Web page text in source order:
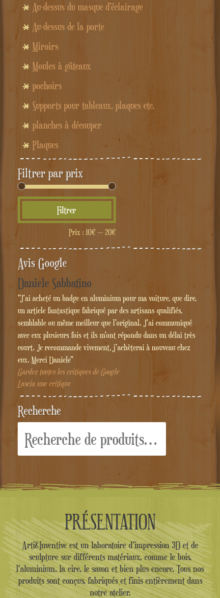
Au-dessus du masque d'éclairage
Au-dessus de la porte
Miroirs
Moules à gâteaux
pochoirs
Supports pour tableaux, plaques etc.
planches à découper
Plaques
Filtrer par prix
min
max
Filtrer
Prix : 10€— 20€
Avis Google
Daniele Sabbatino
"J'ai acheté un badge en aluminium pour ma voiture, que dire,
un article fantastique fabriqué par des artisans qualifiés,
semblable ou même meilleur que l'original. J'ai communiqué
avec eux plusieurs fois et ils m'ont répondu dans un délai très
court. Je recommande vivement, j'achèterai à nouveau chez
eux. Merci Daniele"
Gardez toutes les critiques de Google
Lascia une critique
Recherche
Recherche
pour :
PRÉSENTATION
Arti&Inventive est un laboratoire d'impression 3D et de
sculpture sur différents matériaux, comme le bois,
l'aluminium, la cire, le savon et bien plus encore. Tous nos
produits sont conçus, fabriqués et finis entièrement dans
notre atelier.